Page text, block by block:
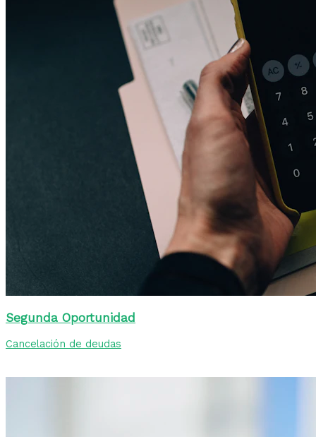
Segunda Oportunidad
Cancelación de deudas